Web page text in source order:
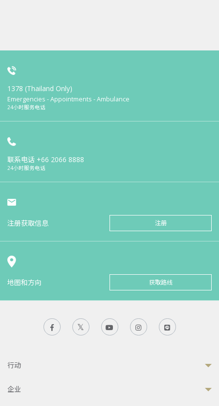
1378 (Thailand Only)
Emergencies - Appointments - Ambulance
24小时服务电话
联系电话 +66 2066 8888
24小时服务电话
注册获取信息 注册
地图和方向 获取路线
行动
企业